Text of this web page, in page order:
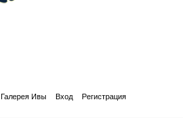
Галерея Ивы Вход Регистрация